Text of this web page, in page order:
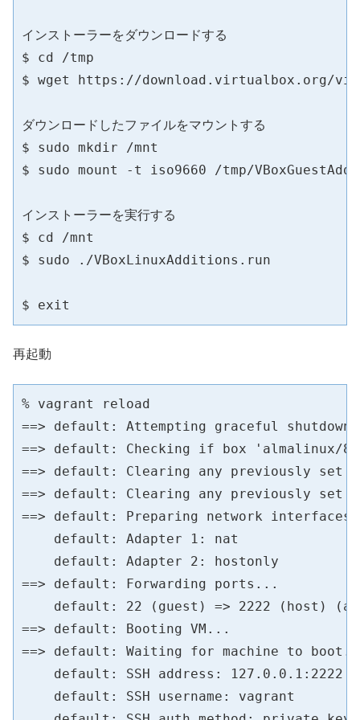
インストーラーをダウンロードする
$ cd /tmp
$ wget https://download.virtualbox.org/
ダウンロードしたファイルをマウントする
$ sudo mkdir /mnt
$ sudo mount -t iso9660 /tmp/
インストーラーを実行する
$ cd /mnt
$ sudo ./VBoxLinuxAdditions.run
$ exit
再起動
% vagrant reload
==> default: Attempting graceful
==> default: Checking if box 'almalinux/
==> default: Clearing any previously set
==> default: Clearing any previously set
==> default: Preparing network
    default: Adapter 1: nat
    default: Adapter 2: hostonly
==> default: Forwarding ports...
default: 22 (guest) => 2222 (host)
==> default: Booting VM...
==> default: Waiting for machine to boot.
    default: SSH address: 127.0.0.1:2222
    default: SSH username: vagrant